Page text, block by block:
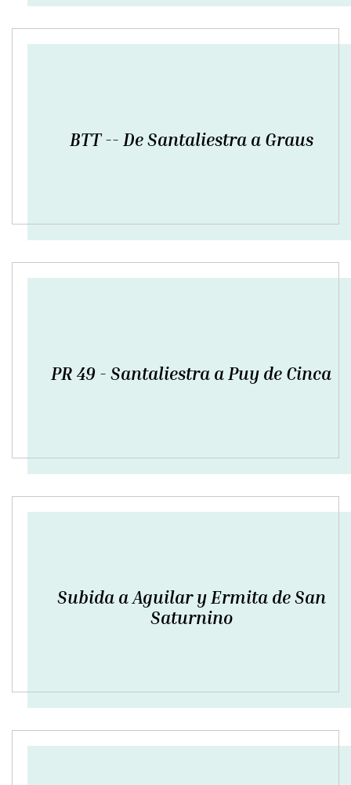
BTT -- De Santaliestra a Graus
PR 49 - Santaliestra a Puy de Cinca
Subida a Aguilar y Ermita de San
Saturnino